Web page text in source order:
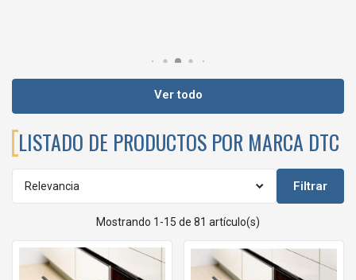
Ver todo
LISTADO DE PRODUCTOS POR MARCA DTC
Relevancia Filtrar
Mostrando 1-15 de 81 artículo(s)